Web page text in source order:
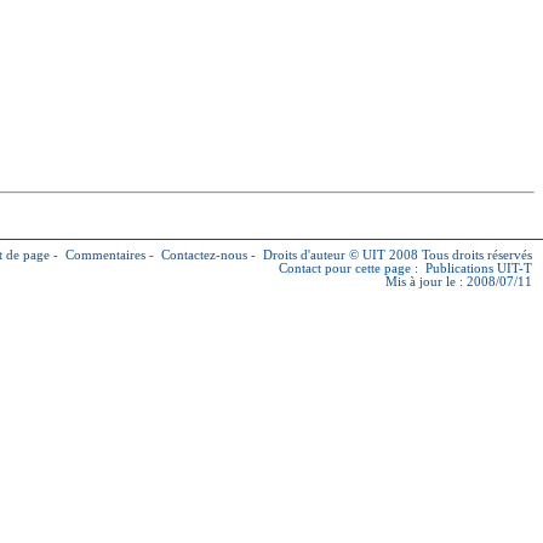
de page - Commentaires - Contactez-nous - Droits d'auteur © UIT 2008 Tous droits réservés
Contact pour cette page : Publications UIT-T
Mis à jour le : 2008/07/11